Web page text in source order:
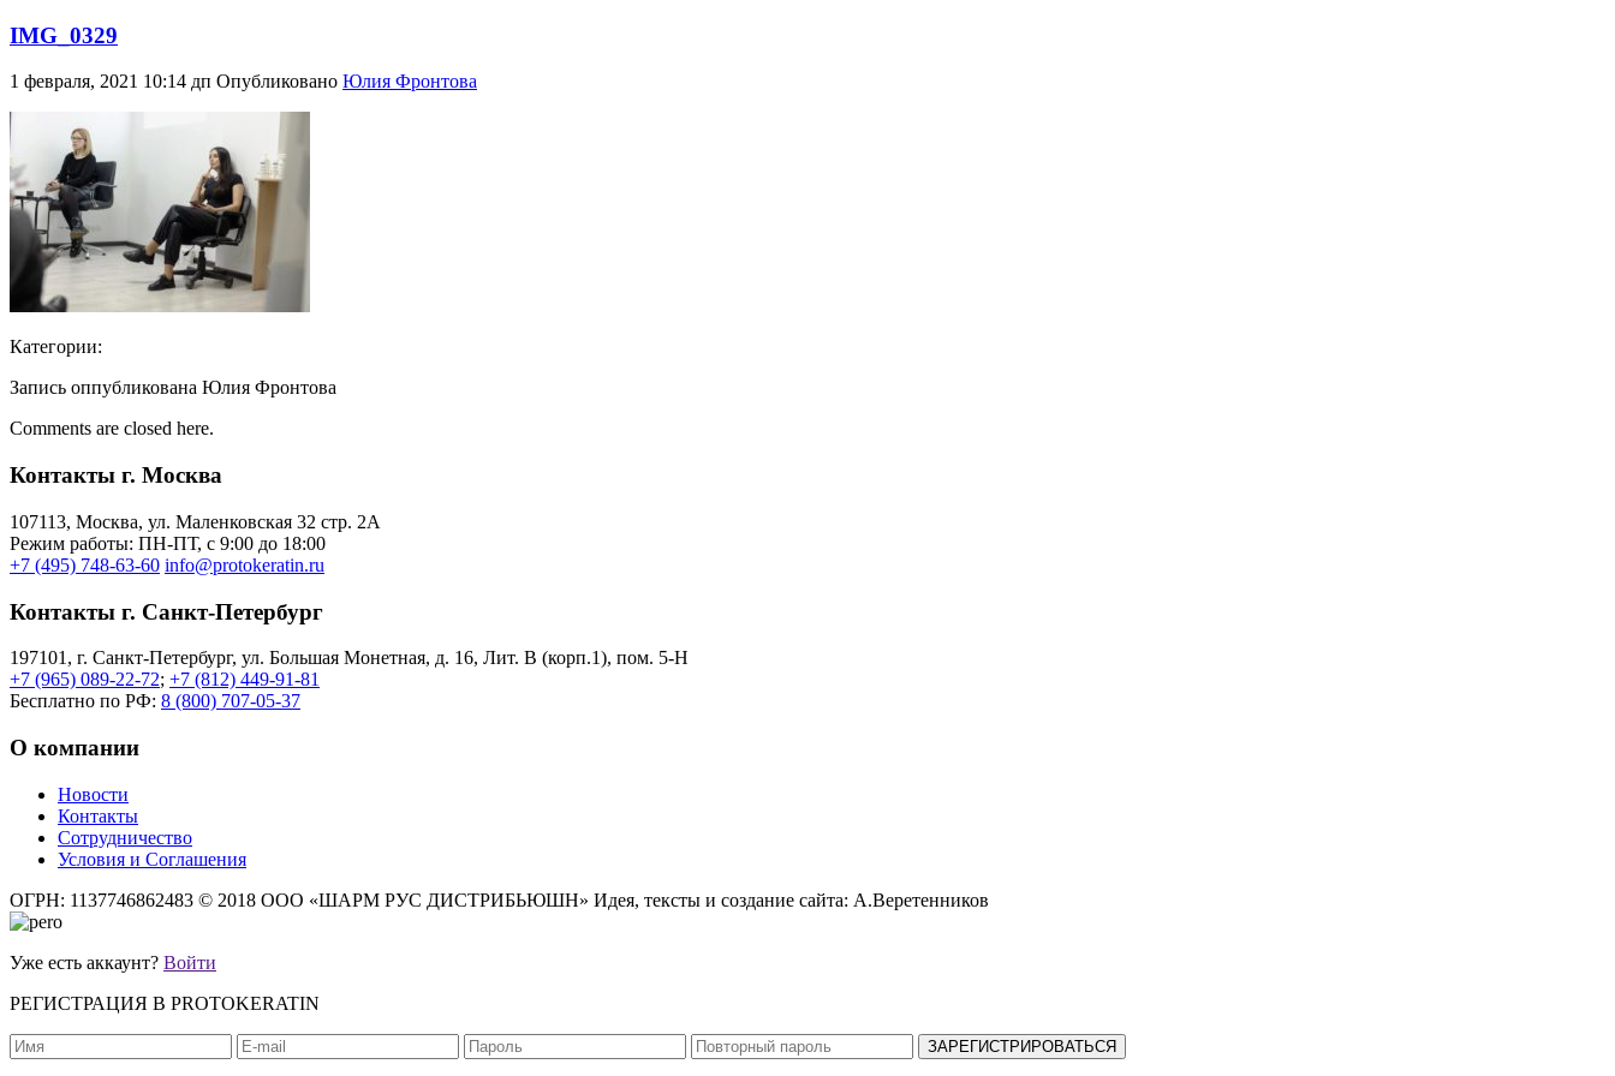
IMG_0329
1 февраля, 2021 10:14 дп Опубликовано Юлия Фронтова
Категории:
Запись оппубликована Юлия Фронтова
Comments are closed here.
Контакты г. Москва
107113, Moсква, ул. Маленковская 32 стр. 2А
Режим работы: ПН-ПТ, с 9:00 до 18:00
+7 (495) 748-63-60 info@protokeratin.ru
Контакты г. Санкт-Петербург
197101, г. Санкт-Петербург, ул. Большая Монетная, д. 16, Лит. В (корп.1), пом. 5-Н
+7 (965) 089-22-72; +7 (812) 449-91-81
Бесплатно по РФ: 8 (800) 707-05-37
О компании
Новости
Контакты
Сотрудничество
Условия и Соглашения
ОГРН: 1137746862483 © 2018 ООО «ШАРМ РУС ДИСТРИБЬЮШН» Идея, тексты и создание сайта: А.Веретенников
Уже есть аккаунт? Войти
РЕГИСТРАЦИЯ В PROTOKERATIN